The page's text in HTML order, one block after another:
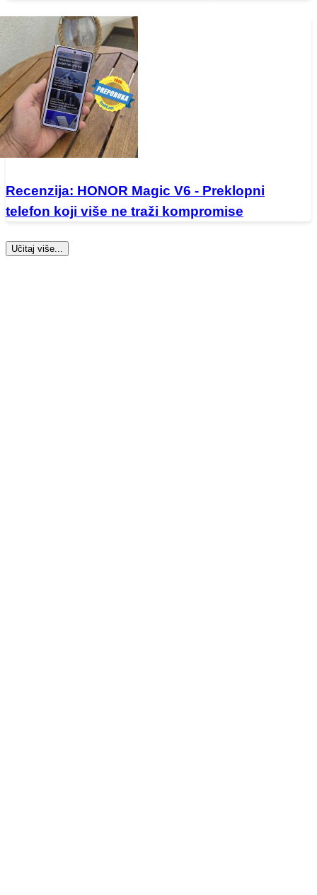
Recenzija: HONOR Magic V6 - Preklopni
telefon koji više ne traži kompromise
Učitaj više...